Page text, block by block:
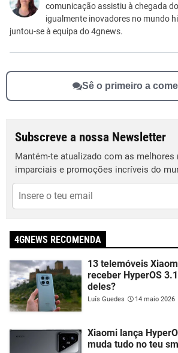
Outro
comunicação assistiu à chegada
igualmente inovadores no mundo
juntou-se à equipa do 4gnews.
Sê o primeiro a
Subscreve a nossa Newsletter
Mantém-te atualizado com as melhores
imparciais e promoções incríveis do
4GNEWS RECOMENDA
13 telemóveis
receber HyperOS
deles?
Luís Guedes 14 maio 2026
Xiaomi lança
muda tudo no teu